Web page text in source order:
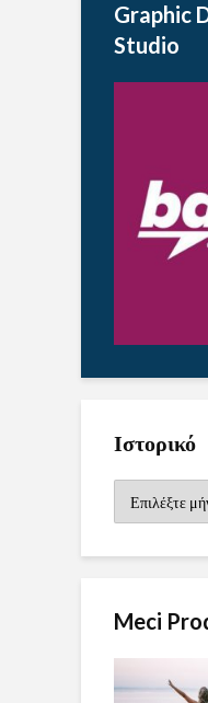
Graphic
Studio
Ιστορικό
Meci